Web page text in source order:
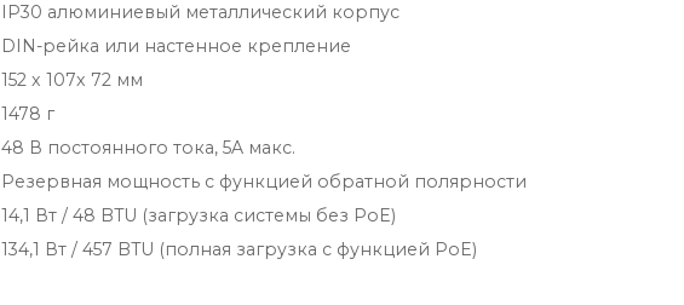
IP30 алюминиевый металлический корпус
DIN-рейка или настенное крепление
152 x 107x 72 мм
1478 г
48 В постоянного тока, 5A макс.
Резервная мощность с функцией обратной полярности
14,1 Вт / 48 BTU (загрузка системы без PoE)
134,1 Вт / 457 BTU (полная загрузка с функцией PoE)